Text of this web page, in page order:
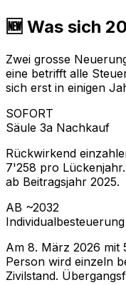
🆕 Was sich
Zwei grosse
eine betrifft alle
sich erst in einigen
SOFORT
Säule 3a Nachkauf
Rückwirkend
7'258 pro
ab Beitragsjahr 2025.
AB ~2032
Individualbesteuerung
Am 8. März 2026 mit
Person wird einzeln
Zivilstand.